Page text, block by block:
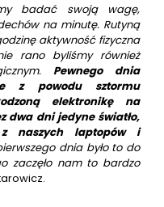
badać swoją wagę,
na minutę. Rutyną
aktywność fizyczna
rano byliśmy również
Pewnego dnia
z powodu sztormu
elektronikę na
dwa dni jedyne światło,
z naszych laptopów i
dnia było to do
zaczęło nam to bardzo